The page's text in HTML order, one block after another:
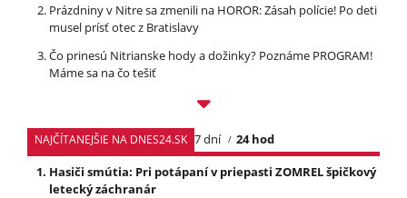
Prázdniny v Nitre sa zmenili na HOROR: Zásah polície! Po deti
musel prísť otec z Bratislavy
Čo prinesú Nitrianske hody a dožinky? Poznáme PROGRAM!
Máme sa na čo tešiť
NAJČÍTANEJŠIE NA DNES24.SK 7 dní
24 hod
Hasiči smútia: Pri potápaní v priepasti ZOMREL špičkový
letecký záchranár